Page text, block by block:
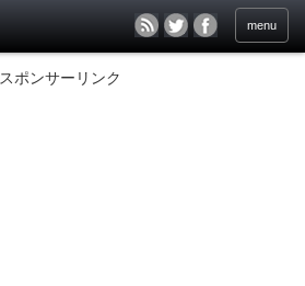
menu
スポンサーリンク